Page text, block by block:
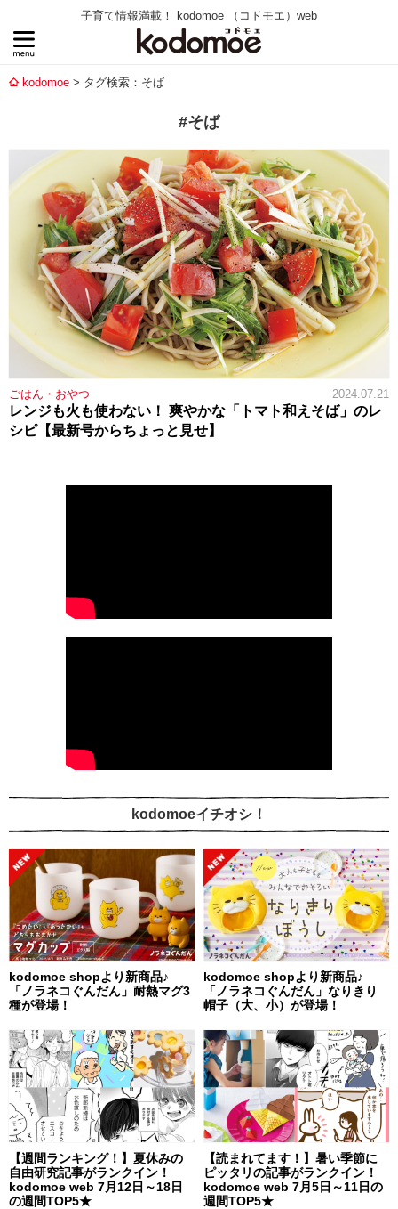
子育て情報満載！ kodomoe （コドモエ）web
kodomoe タグ検索：そば
#そば
ごはん・おやつ 2024.07.21
レンジも火も使わない！ 爽やかな「トマト和えそば」のレ
シピ【最新号からちょっと見せ】
kodomoeイチオシ！
kodomoe shopより新商品♪
「ノラネコぐんだん」耐熱マグ3
種が登場！
kodomoe shopより新商品♪
「ノラネコぐんだん」なりきり
帽子（大、小）が登場！
【週間ランキング！】夏休みの
自由研究記事がランクイン！
kodomoe web 7月12日～18日
の週間TOP5★
【読まれてます！】暑い季節に
ピッタリの記事がランクイン！
kodomoe web 7月5日～11日の
週間TOP5★